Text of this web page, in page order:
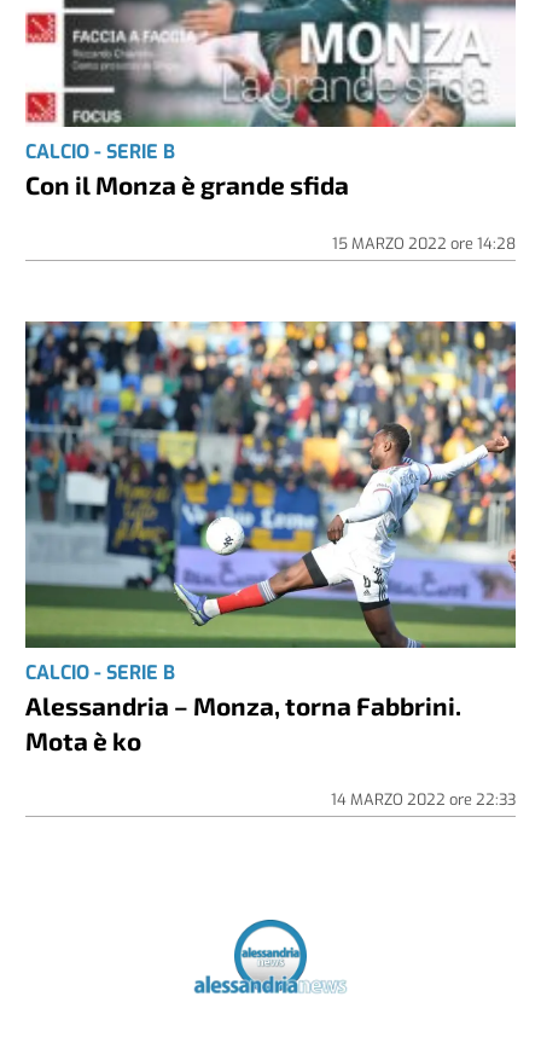
CALCIO - SERIE B
Con il Monza è grande sfida
15 MARZO 2022 ore 14:28
CALCIO - SERIE B
Alessandria – Monza, torna Fabbrini.
Mota è ko
14 MARZO 2022 ore 22:33